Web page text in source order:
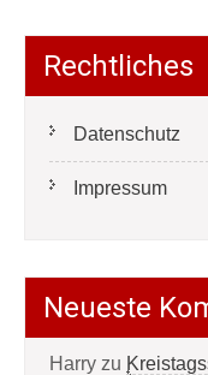
Rechtliches
Datenschutz
Impressum
Neueste
Harry zu